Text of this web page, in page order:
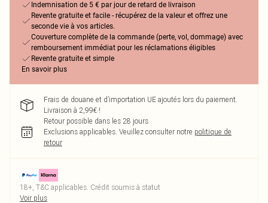
Indemnisation de 5 € par jour de retard de livraison
Revente gratuite et facile - récupérez de la valeur et offrez une
seconde vie à vos articles.
Couverture complète de la commande (perte, vol, dommage) avec
remboursement immédiat pour les réclamations éligibles
Revente gratuite et simple
En savoir plus
Frais de douane et d’importation UE ajoutés lors du paiement.
Livraison à 2,99€ !
Retour possible dans les 28 jours
Exclusions applicables. Veuillez consulter notre politique de
retour
18+, T&C applicables. Crédit soumis à statut
Voir plus